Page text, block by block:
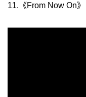
11.《From Now On》